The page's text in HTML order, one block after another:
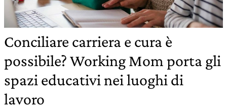
Conciliare carriera e cura è
possibile? Working Mom porta gli
spazi educativi nei luoghi di
lavoro